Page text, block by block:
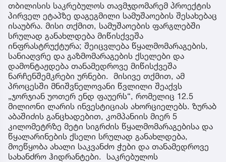
თბილისის საკრებულოს თავმჯდომარემ პროექტის
პირველ ეტაპზე დაგეგმილი სამუშაოების შესახებაც
ისაუბრა. მისი თქმით, სამუშაოების ფარგლებში
სრულად განახლდება მიწისქვეშა
ინფრასტრუქტურა; შეიცვლება წყალმომარაგების,
სანიაღვრე და გაზმომარაგების ქსელები და
დამონტაჟდება თანამედროვე მიწისქვეშა
ნარჩენშემკრები ურნები. მისივე თქმით, ამ
პროცესში მნიშვნელოვანი წვლილი შეაქვს
„ჯორჯიან უოთერ ენდ ფაუერს“, რომელიც 12.5
მილიონი ლარის ინვესტიციას ახორციელებს. ზურაბ
აბაშიძის განცხადებით, კომპანიის მიერ 5
კილომეტრზე მეტი სიგრძის წყალმომარაგებისა და
წყალარინების ქსელი სრულად განახლდება,
მოეწყობა ახალი საკვანძო ჭები და თანამედროვე
სახანძრო ჰიდრანტები. საკრებულოს